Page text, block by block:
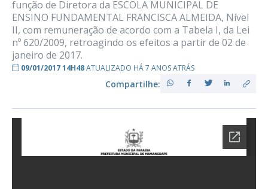
função de Diretora da ESCOLA MUNICIPAL DE
ENSINO FUNDAMENTAL FRANCISCA ALMEIDA, Nível
II, com remuneração de acordo com a Tabela I, da Lei
nº 620/2009, retroagindo os efeitos a partir de 02 de
janeiro de 2017.
09/01/2017 14H48ATUALIZADO HÁ 7 ANOS ATRÁS
Compartilhe: